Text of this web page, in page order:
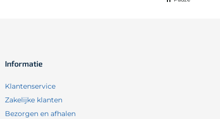
Informatie
Klantenservice
Zakelijke klanten
Bezorgen en afhalen